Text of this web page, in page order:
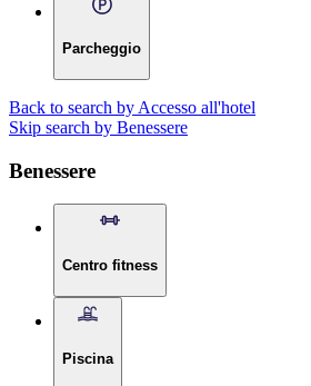
Parcheggio
Back to search by Accesso all'hotel
Skip search by Benessere
Benessere
Centro fitness
Piscina